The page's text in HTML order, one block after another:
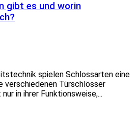
gibt es und worin
spielen Schlossarten eine
verschiedenen Türschlösser
in ihrer Funktionsweise,...